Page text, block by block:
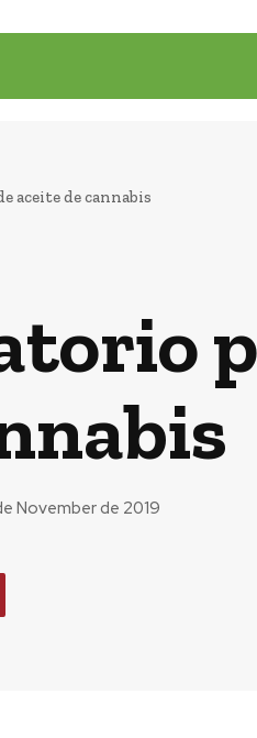
aceite de cannabis
November de 2019